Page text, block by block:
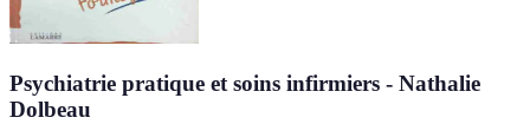
Psychiatrie pratique et soins infirmiers - Nathalie
Dolbeau